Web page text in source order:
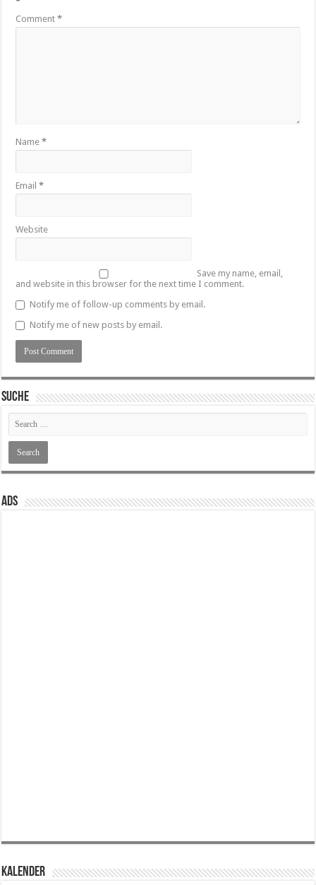
Comment*
Name*
Email*
Website
Save my name, email,
and website in this browser for the next time I comment.
Notify me of follow-up comments by email.
Notify me of new posts by email.
SUCHE
ADS
KALENDER